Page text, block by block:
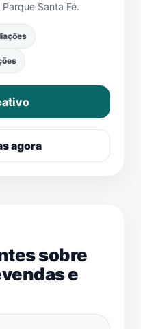
Parque Santa Fé.
agora
sobre
e